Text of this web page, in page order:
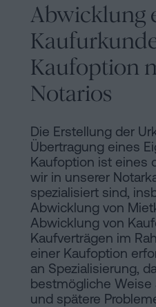
Abwicklung
Kaufoption
Notarios
Die Erstellung der
Übertragung eines
Kaufoption ist eines
wir in unserer
spezialisiert sind,
Abwicklung von
Abwicklung von
Kaufverträgen im
einer Kaufoption
an Spezialisierung,
bestmögliche
und spätere